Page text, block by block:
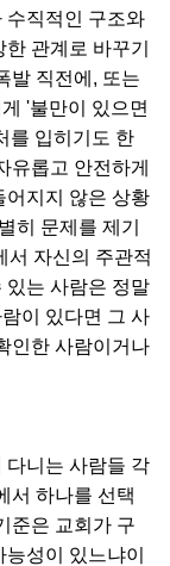
수직적인 구조와
관계로 바꾸기
발 직전에, 또는
'불만이 있으면
를 입히기도 한
유롭고 안전하게
어지지 않은 상황
히 문제를 제기
서 자신의 주관적
있는 사람은 정말
이 있다면 그 사
인한 사람이거나
다니는 사람들 각
서 하나를 선택
준은 교회가 구
성이 있느냐이